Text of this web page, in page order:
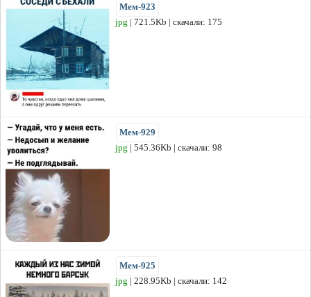
Мем-923
jpg | 721.5Kb | скачали: 175
Мем-929
jpg | 545.36Kb | скачали: 98
Мем-925
jpg | 228.95Kb | скачали: 142